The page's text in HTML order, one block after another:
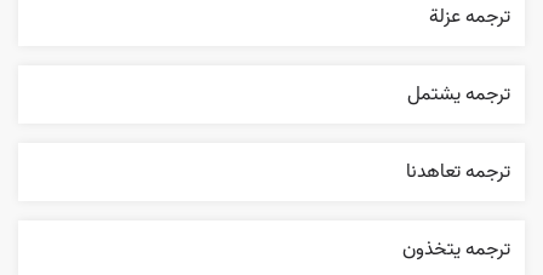
ترجمه عزلة
ترجمه يشتمل
ترجمه تعاهدنا
ترجمه يتخذون